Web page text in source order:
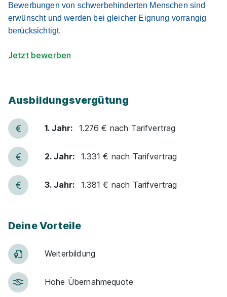
Bewerbungen von schwerbehinderten Menschen sind
erwünscht und werden bei gleicher Eignung vorrangig
berücksichtigt.
Jetzt bewerben
Ausbildungsvergütung
1. Jahr: 1.276 € nach Tarifvertrag
2. Jahr: 1.331 € nach Tarifvertrag
3. Jahr: 1.381 € nach Tarifvertrag
Deine Vorteile
Weiter­bildung
Hohe Über­nah­me­quote